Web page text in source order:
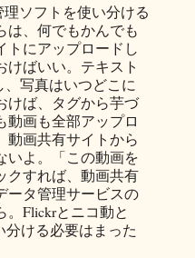
ソフトを使い分ける
は、何でもかんでも
トにアップロードし
けばいい。テキスト
、写真はいつどこに
けば、タグから芋づ
動画も全部アップロ
動画共有サイトから
いよ。「この動画を
クすれば、動画共有
ータ管理サービスの
。Flickrとニコ動と
分ける必要はまった